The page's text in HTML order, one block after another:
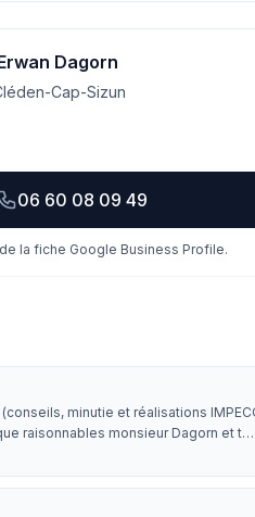
Dagorn
Cap-Sizun
06 60 08 09 49
la fiche Google Business Profile.
minutie et réalisations
raisonnables monsieur Dagorn et t…